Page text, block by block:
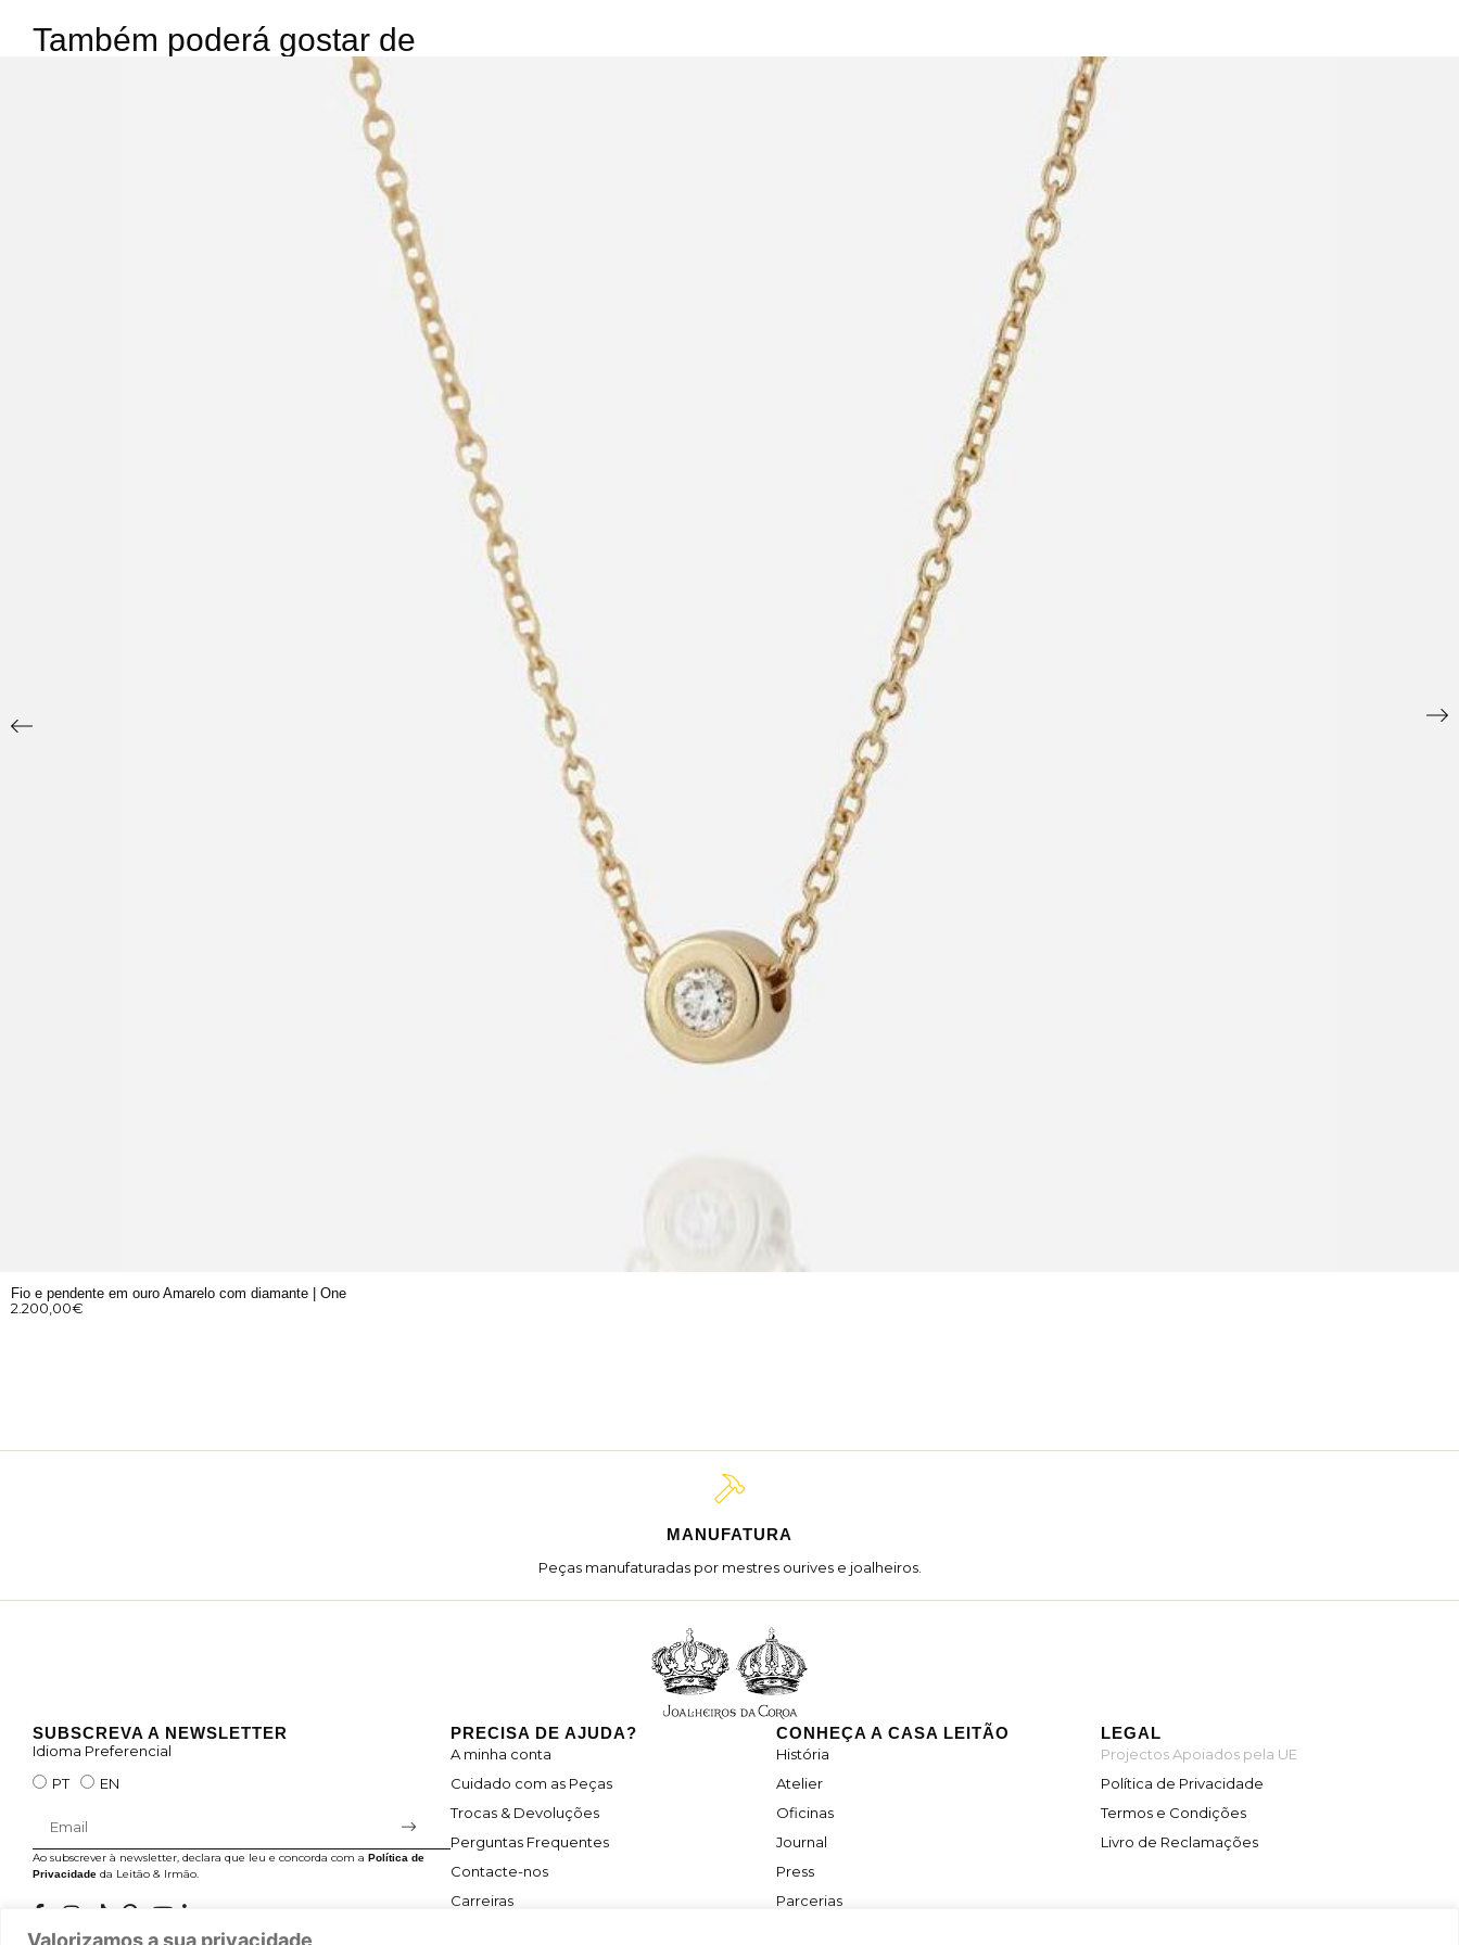
Valorizamos a sua privacidade
Também poderá gostar de
Fio e pendente em ouro Amarelo com diamante | One
2.200,00€
MANUFATURA
Peças manufaturadas por mestres ourives e joalheiros.
SUBSCREVA A NEWSLETTER
Idioma Preferencial
PT
EN
Ao subscrever à newsletter, declara que leu e concorda com a Política de
Privacidade da Leitão & Irmão.
PRECISA DE AJUDA?
A minha conta
Cuidado com as Peças
Trocas & Devoluções
Perguntas Frequentes
Contacte-nos
Carreiras
CONHEÇA A CASA LEITÃO
História
Atelier
Oficinas
Journal
Press
Parcerias
LEGAL
Projectos Apoiados pela UE
Política de Privacidade
Termos e Condições
Livro de Reclamações